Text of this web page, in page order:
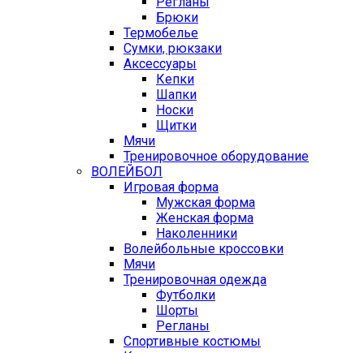
Брюки
Термобелье
Сумки, рюкзаки
Аксессуары
Кепки
Шапки
Носки
Щитки
Мячи
Тренировочное оборудование
ВОЛЕЙБОЛ
Игровая форма
Мужская форма
Женская форма
Наколенники
Волейбольные кроссовки
Мячи
Тренировочная одежда
Футболки
Шорты
Регланы
Спортивные костюмы